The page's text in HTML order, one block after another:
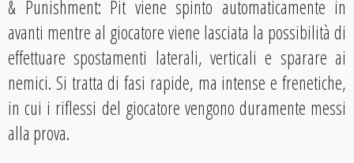
& Punishment: Pit viene spinto automaticamente in
avanti mentre al giocatore viene lasciata la possibilità di
effettuare spostamenti laterali, verticali e sparare ai
nemici. Si tratta di fasi rapide, ma intense e frenetiche,
in cui i riflessi del giocatore vengono duramente messi
alla prova.